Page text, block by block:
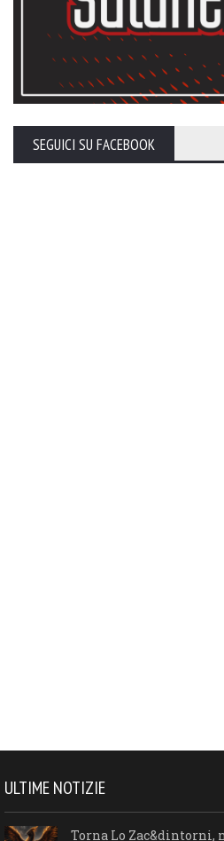
SEGUICI SU FACEBOOK
ULTIME NOTIZIE
Torna Lo Zac&dintorni,